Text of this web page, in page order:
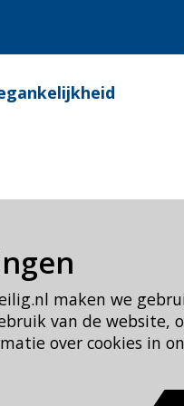
maken we
van de website,
over cookies in